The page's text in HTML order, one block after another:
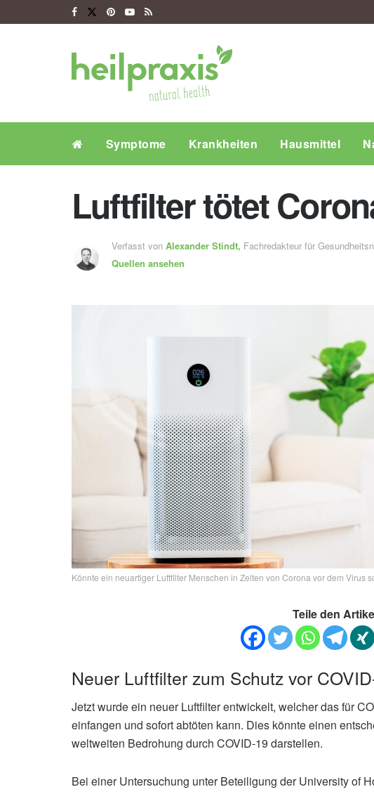
Symptome Krankheiten Hausmittel
Luftfilter tötet
Verfasst von Alexander Stindt, Fachredakteur für
Quellen ansehen
Könnte ein neuartiger Luftfilter Menschen in Zeiten von Corona vor dem Virus
Teile den
Neuer Luftfilter zum Schutz vor
Jetzt wurde ein neuer Luftfilter entwickelt, welcher das für
einfangen und sofort abtöten kann. Dies könnte einen
weltweiten Bedrohung durch COVID-19 darstellen.
Bei einer Untersuchung unter Beteiligung der University of